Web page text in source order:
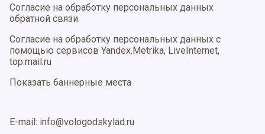
Согласие на обработку персональных данных
обратной связи
Согласие на обработку персональных данных с
помощью сервисов Yandex.Metrika, LiveInternet,
top.mail.ru
Показать баннерные места
E-mail: info@vologodskylad.ru